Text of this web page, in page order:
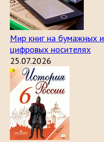
Мир книг на бумажных и
цифровых носителях
25.07.2026